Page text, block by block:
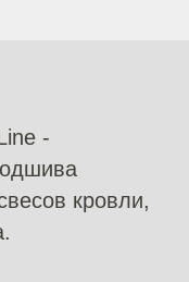
-
кровли,